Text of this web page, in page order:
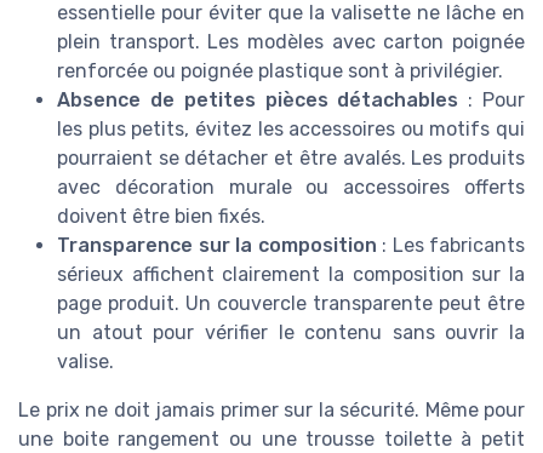
essentielle pour éviter que la valisette ne lâche en
plein transport. Les modèles avec carton poignée
renforcée ou poignée plastique sont à privilégier.
Absence de petites pièces détachables : Pour
les plus petits, évitez les accessoires ou motifs qui
pourraient se détacher et être avalés. Les produits
avec décoration murale ou accessoires offerts
doivent être bien fixés.
Transparence sur la composition : Les fabricants
sérieux affichent clairement la composition sur la
page produit. Un couvercle transparente peut être
un atout pour vérifier le contenu sans ouvrir la
valise.
Le prix ne doit jamais primer sur la sécurité. Même pour
une boite rangement ou une trousse toilette à petit